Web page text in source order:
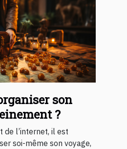
son
?
de l’internet, il est
soi-même son voyage,